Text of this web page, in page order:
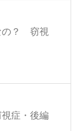
の？ 窃視
症・後編